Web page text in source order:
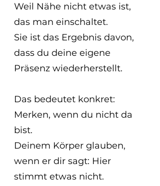
Weil Nähe nicht etwas ist,
das man einschaltet.
Sie ist das Ergebnis davon,
dass du deine eigene
Präsenz wiederherstellt.
Das bedeutet konkret:
Merken, wenn du nicht da
bist.
Deinem Körper glauben,
wenn er dir sagt: Hier
stimmt etwas nicht.